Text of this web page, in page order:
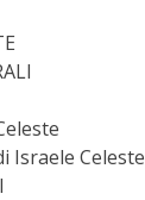
Israele Celeste